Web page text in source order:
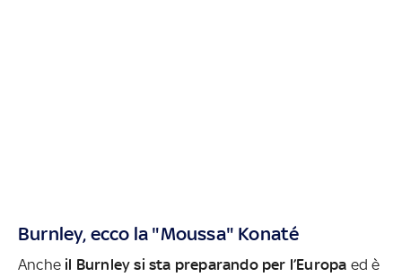
Burnley, ecco la "Moussa" Konaté
Anche il Burnley si sta preparando per l’Europa ed è